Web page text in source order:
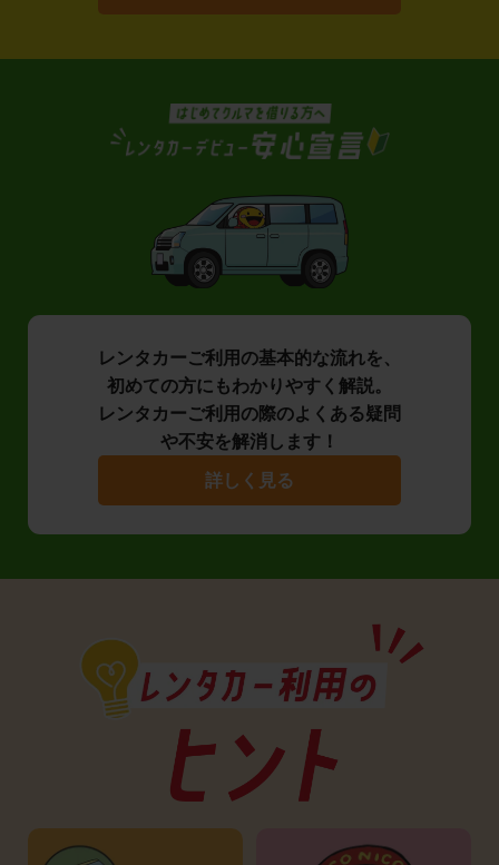
レンタカーご利用の基本的な流れを、
初めての方にもわかりやすく解説。
レンタカーご利用の際のよくある疑問
や不安を解消します！
詳しく見る